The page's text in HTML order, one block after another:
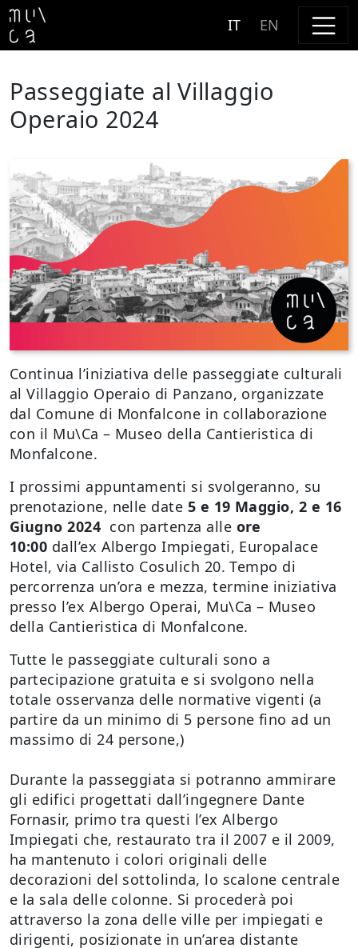
Skip to content
IT EN
Passeggiate al Villaggio
Operaio 2024
Continua l’iniziativa delle passeggiate culturali
al Villaggio Operaio di Panzano, organizzate
dal Comune di Monfalcone in collaborazione
con il Mu\Ca – Museo della Cantieristica di
Monfalcone.
I prossimi appuntamenti si svolgeranno, su
prenotazione, nelle date 5 e 19 Maggio, 2 e 16
Giugno 2024 con partenza alle ore
10:00 dall’ex Albergo Impiegati, Europalace
Hotel, via Callisto Cosulich 20. Tempo di
percorrenza un’ora e mezza, termine iniziativa
presso l’ex Albergo Operai, Mu\Ca – Museo
della Cantieristica di Monfalcone.
Tutte le passeggiate culturali sono a
partecipazione gratuita e si svolgono nella
totale osservanza delle normative vigenti (a
partire da un minimo di 5 persone fino ad un
massimo di 24 persone,)
Durante la passeggiata si potranno ammirare
gli edifici progettati dall’ingegnere Dante
Fornasir, primo tra questi l’ex Albergo
Impiegati che, restaurato tra il 2007 e il 2009,
ha mantenuto i colori originali delle
decorazioni del sottolinda, lo scalone centrale
e la sala delle colonne. Si procederà poi
attraverso la zona delle ville per impiegati e
dirigenti, posizionate in un’area distante